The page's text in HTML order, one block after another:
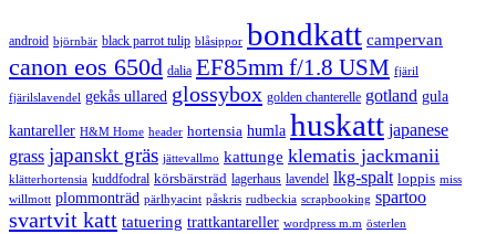
android björnbär black parrot tulip blåsippor bondkatt campervan
canon eos 650d dalia EF85mm f/1.8 USM fjäril
fjärilslavendel gekås ullared glossybox golden chanterelle gotland gula
kantareller H&M Home header hortensia humla huskatt japanese
grass japanskt gräs jättevallmo kattunge klematis jackmanii
klätterhortensia kuddfodral körsbärsträd lagerhaus lavendel lkg-spalt loppis miss
willmott plommonträd pärlhyacint påskris rudbeckia scrapbooking spartoo
svartvit katt tatuering trattkantareller wordpress m.m österlen